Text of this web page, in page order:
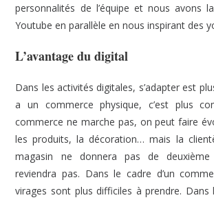
personnalités de l’équipe et nous avons
Youtube en parallèle en nous inspirant des
L’avantage du digital
Dans les activités digitales, s’adapter est
a un commerce physique, c’est plus
commerce ne marche pas, on peut faire
les produits, la décoration… mais la
magasin ne donnera pas de
reviendra pas. Dans le cadre d’un
virages sont plus difficiles à prendre. Dans